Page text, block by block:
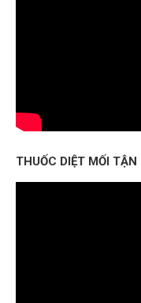
THUỐC DIỆT MỐI TẬN